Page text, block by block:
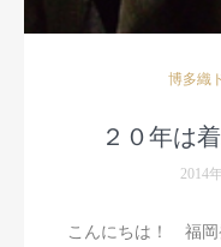
博多織
２０年は
2014
こんにちは！ 福